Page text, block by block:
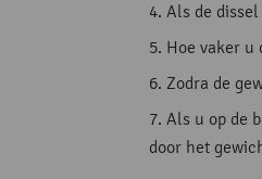
Als de
Hoe vaker u
Zodra de
Als u op de
door het